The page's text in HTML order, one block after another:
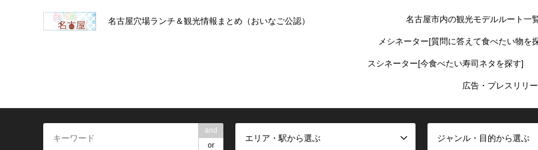
名古屋穴場ランチ＆観光情報まとめ（おいなご公認） 名古屋市内の観光モデルルート一
メシネーター[質問に答えて食べたい物を
スシネーター[今食べたい寿司ネタを探す]
広告・プレスリリ
and
or
エリア・駅から選ぶ ジャンル・目的から選ぶ